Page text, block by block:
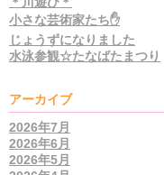
小さな芸術家たち✋
じょうずになりました
水泳参観☆たなばたまつり
アーカイブ
2026年7月
2026年6月
2026年5月